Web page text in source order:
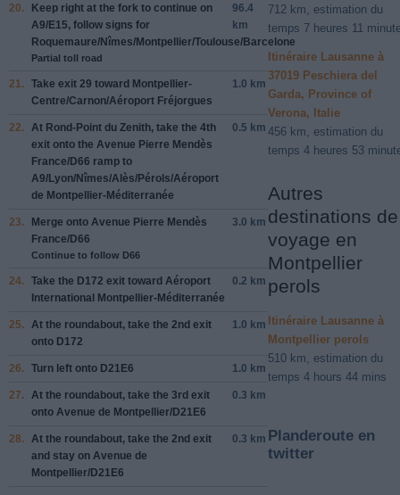
20. Keep right at the fork to continue on
A9/E15, follow signs for
Roquemaure/Nîmes/Montpellier/Toulouse/Barcelone
Partial toll road
96.4
km
21. Take exit 29 toward Montpellier-
Centre/Carnon/Aéroport Fréjorgues
1.0 km
22. At Rond-Point du Zenith, take the 4th
exit onto the Avenue Pierre Mendès
France/D66 ramp to
A9/Lyon/Nîmes/Alès/Pérols/Aéroport
de Montpellier-Méditerranée
0.5 km
23. Merge onto Avenue Pierre Mendès
France/D66
Continue to follow D66
3.0 km
24. Take the D172 exit toward Aéroport
International Montpellier-Méditerranée
0.2 km
25. At the roundabout, take the 2nd exit
onto D172
1.0 km
26. Turn left onto D21E6 1.0 km
27. At the roundabout, take the 3rd exit
onto Avenue de Montpellier/D21E6
0.3 km
28. At the roundabout, take the 2nd exit
and stay on Avenue de
Montpellier/D21E6
0.3 km
712 km, estimation du
temps 7 heures 11
Itinéraire Lausanne à
37019 Peschiera del
Garda, Province of
Verona, Italie
456 km, estimation du
temps 4 heures 53
Autres
destinations de
voyage en
Montpellier
perols
Itinéraire Lausanne à
Montpellier perols
510 km, estimation du
temps 4 hours 44 mins
Planderoute en
twitter